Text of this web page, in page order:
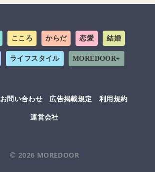
こころ からだ 恋愛 結婚
ライフスタイル MOREDOOR+
お問い合わせ 広告掲載規定
利用規約
運営会社
© 2026 MOREDOOR